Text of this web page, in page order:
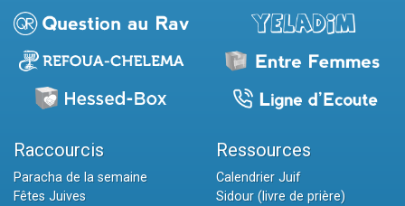
Raccourcis
Paracha de la semaine
Fêtes Juives
Ressources
Calendrier Juif
Sidour (livre de prière)